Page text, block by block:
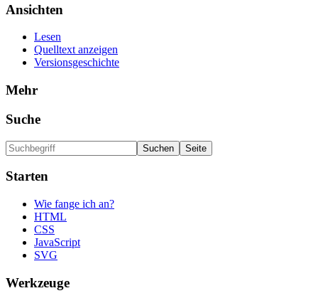
Ansichten
Lesen
Quelltext anzeigen
Versionsgeschichte
Mehr
Suche
Starten
Wie fange ich an?
HTML
CSS
JavaScript
SVG
Werkzeuge